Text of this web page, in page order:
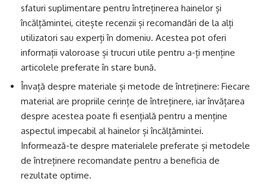
sfaturi suplimentare pentru întreținerea hainelor și
încălțămintei, citește recenzii și recomandări de la alți
utilizatori sau experți în domeniu. Acestea pot oferi
informații valoroase și trucuri utile pentru a-ți menține
articolele preferate în stare bună.
Învață despre materiale și metode de întreținere: Fiecare
material are propriile cerințe de întreținere, iar învățarea
despre acestea poate fi esențială pentru a menține
aspectul impecabil al hainelor și încălțămintei.
Informează-te despre materialele preferate și metodele
de întreținere recomandate pentru a beneficia de
rezultate optime.